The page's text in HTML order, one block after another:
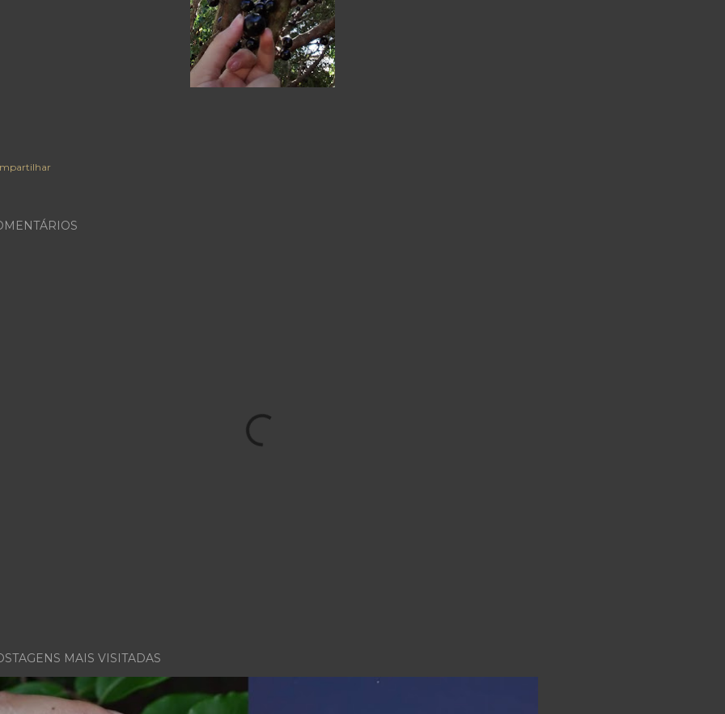
MAIS VISITADAS